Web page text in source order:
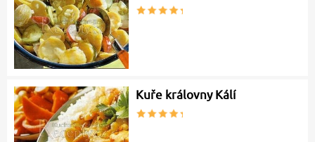
Kuře královny Kálí